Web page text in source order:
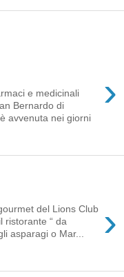
›
e medicinali
Bernardo di
avvenuta nei giorni
›
del Lions Club
ristorante “ da
asparagi o Mar...